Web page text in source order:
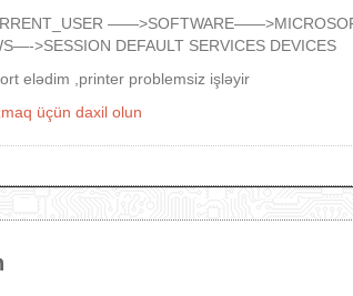
>SESSION DEFAULT SERVICES DEVICES
elədim ,printer problemsiz işləyir
üçün daxil olun